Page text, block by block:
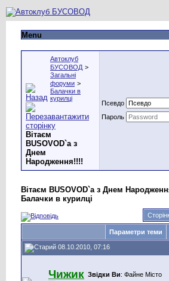
Menu
Автоклуб
БУСОВОД >
Загальні
форуми >
Балачки в
курилці
Вітаєм
BUSOVOD`a з
Днем
Народження!!!!
Псевдо
Пароль
Вітаєм BUSOVOD`a з Днем
Балачки в курилці
Параметри теми
08.10.2010, 07:16
Чижик Звідки Ви: Файне Місто